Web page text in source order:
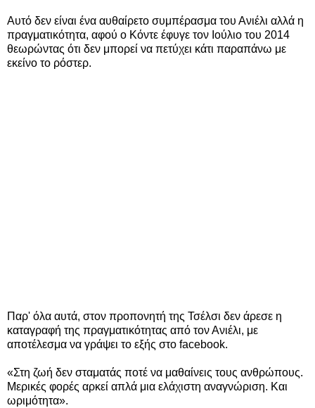
Αυτό δεν είναι ένα αυθαίρετο συμπέρασμα του Ανιέλι αλλά η
πραγματικότητα, αφού ο Κόντε έφυγε τον Ιούλιο του 2014
θεωρώντας ότι δεν μπορεί να πετύχει κάτι παραπάνω με
εκείνο το ρόστερ.
Παρ' όλα αυτά, στον προπονητή της Τσέλσι δεν άρεσε η
καταγραφή της πραγματικότητας από τον Ανιέλι, με
αποτέλεσμα να γράψει το εξής στο facebook.
«Στη ζωή δεν σταματάς ποτέ να μαθαίνεις τους ανθρώπους.
Μερικές φορές αρκεί απλά μια ελάχιστη αναγνώριση. Και
ωριμότητα».